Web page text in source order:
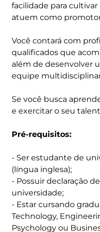
facilidade para
atuem como
Você contará com
qualificados que
além de desenvolver
equipe
Se você busca
e exercitar o seu
Pré-requisitos:
- Ser estudante de
(língua inglesa);
- Possuir declaração
universidade;
- Estar cursando
Technology,
Psychology ou